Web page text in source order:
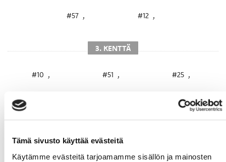
Tämä sivusto käyttää evästeitä
Käytämme evästeitä tarjoamamme sisällön ja mainosten
#57 , #12 ,
3. KENTTÄ
#10 , #51 , #25 ,
4. KENTTÄ